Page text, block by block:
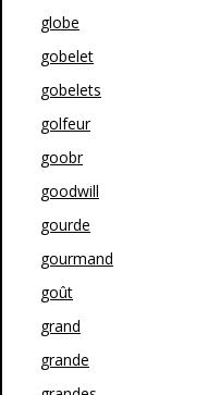
globe
gobelet
gobelets
golfeur
goobr
goodwill
gourde
gourmand
goût
grand
grande